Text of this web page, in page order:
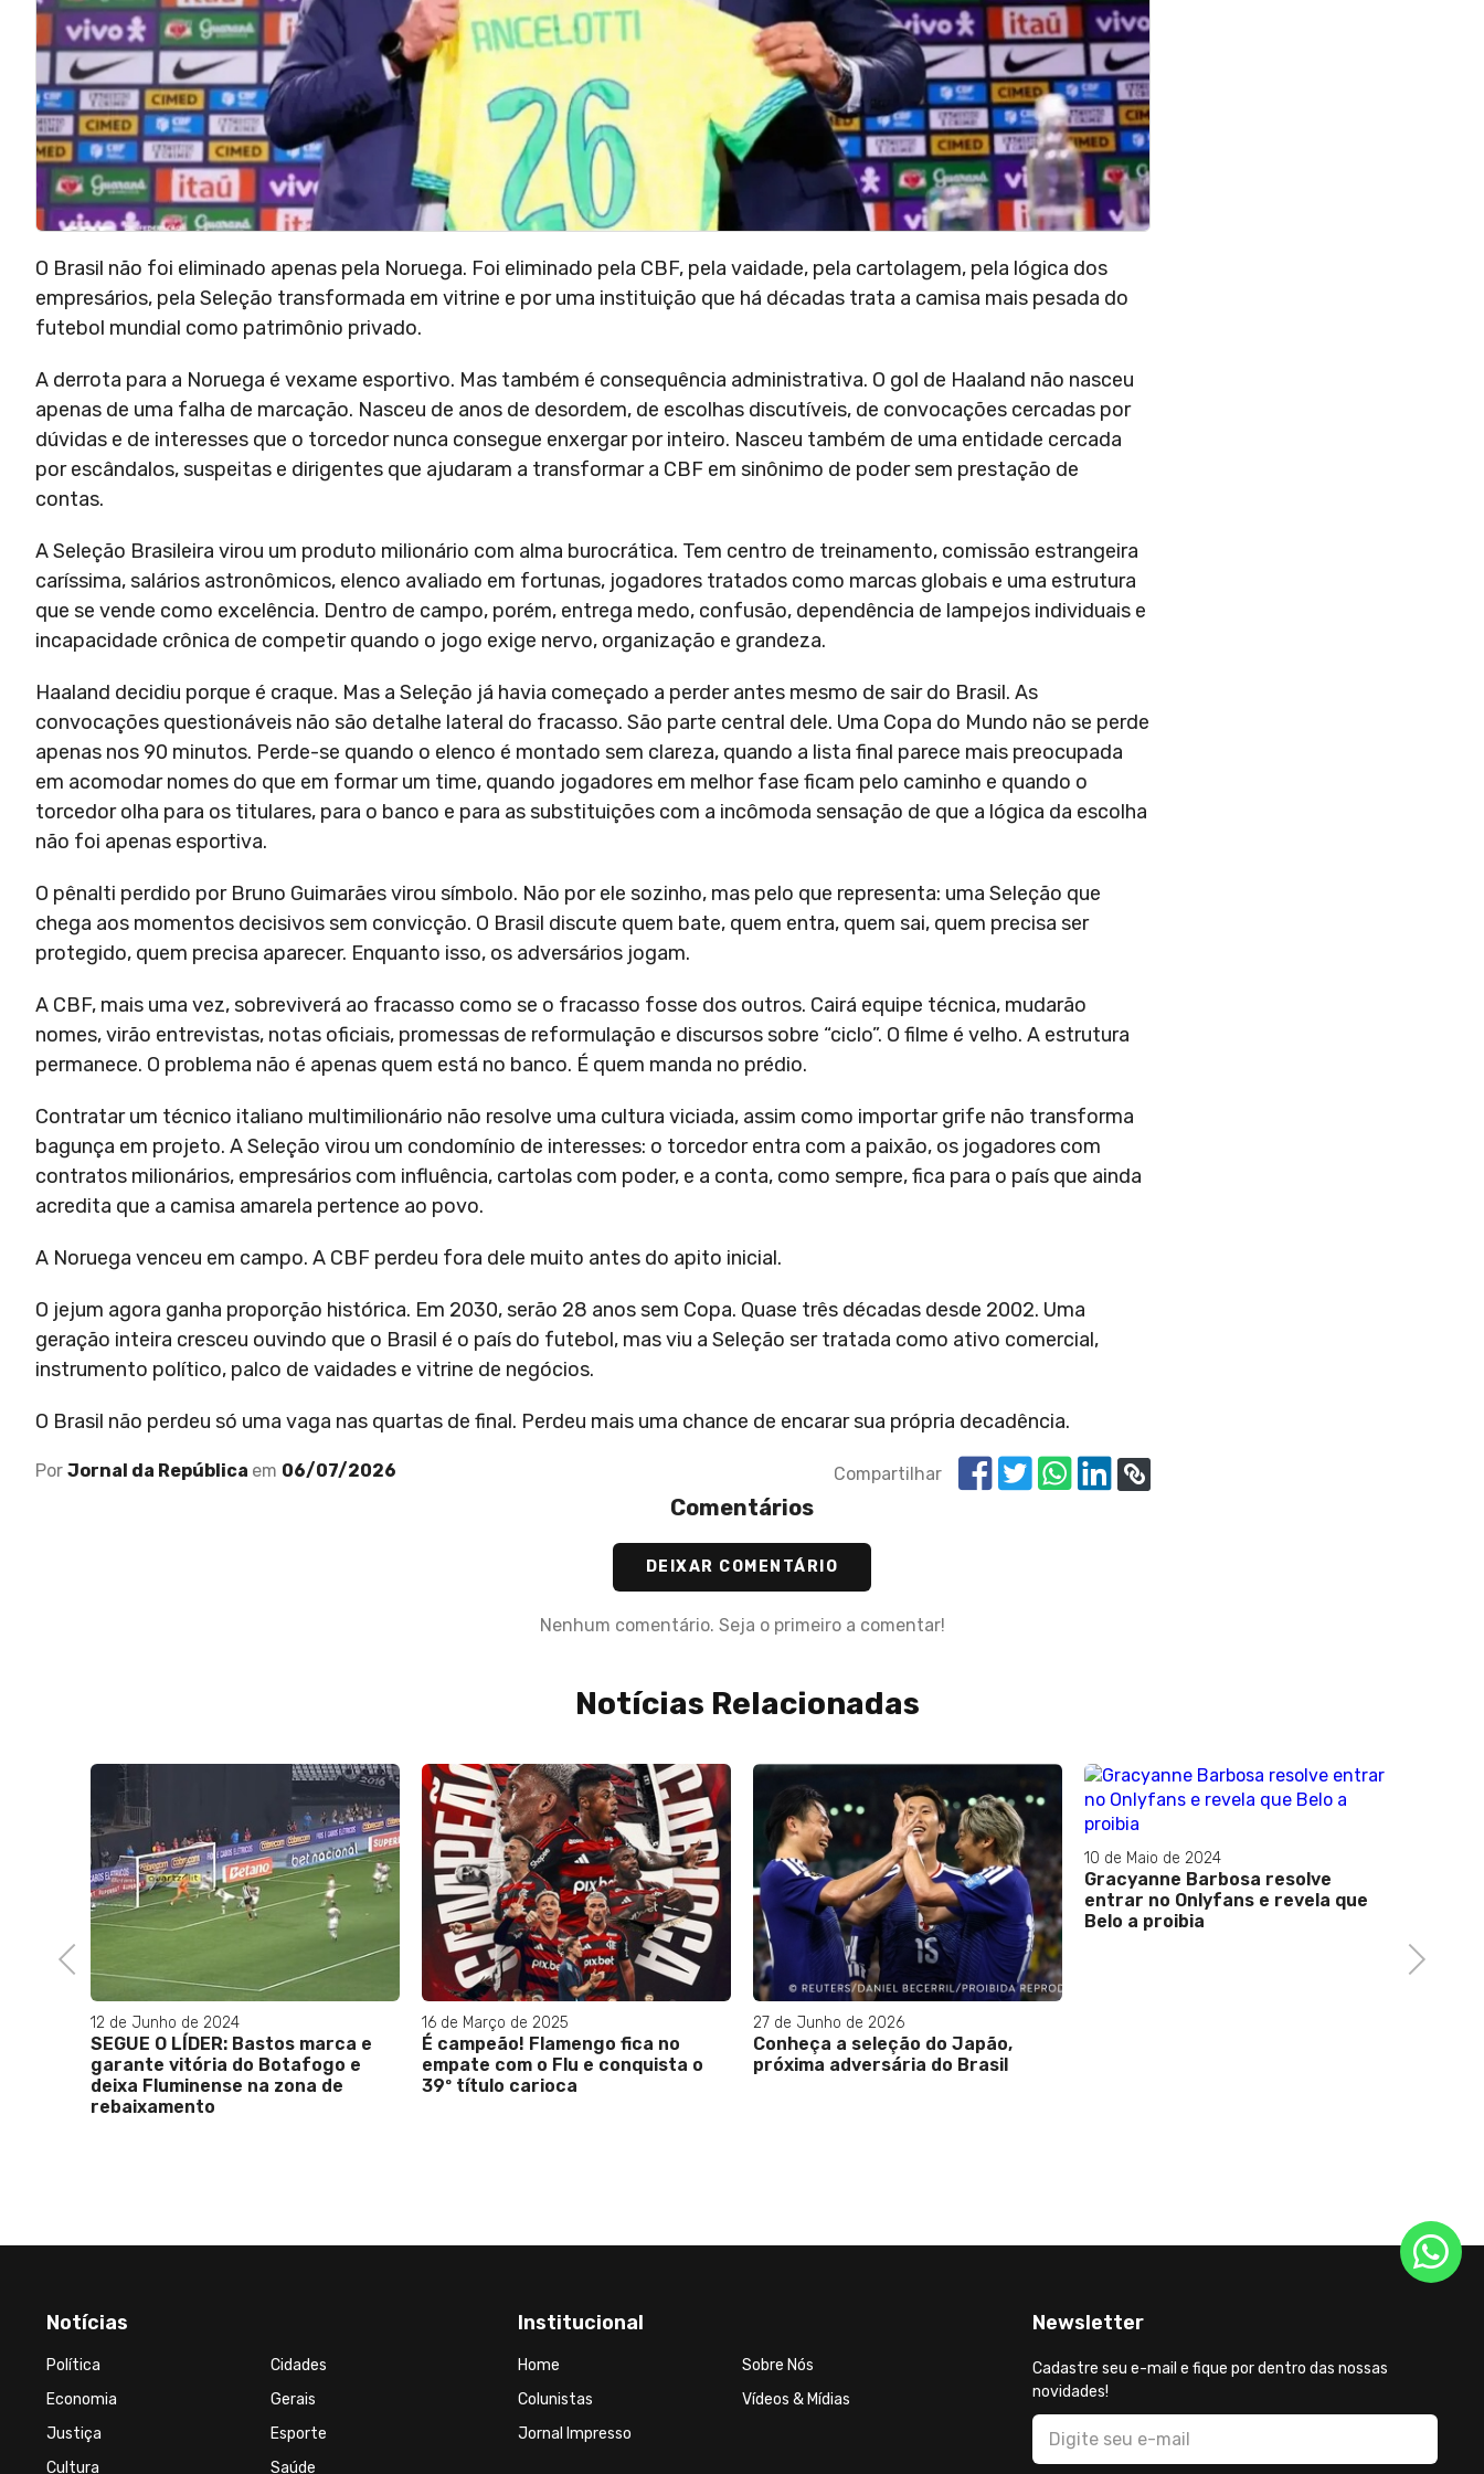
O Brasil não foi eliminado apenas pela Noruega. Foi eliminado pela CBF, pela vaidade, pela cartolagem, pela lógica dos
empresários, pela Seleção transformada em vitrine e por uma instituição que há décadas trata a camisa mais pesada do
futebol mundial como patrimônio privado.
A derrota para a Noruega é vexame esportivo. Mas também é consequência administrativa. O gol de Haaland não nasceu
apenas de uma falha de marcação. Nasceu de anos de desordem, de escolhas discutíveis, de convocações cercadas por
dúvidas e de interesses que o torcedor nunca consegue enxergar por inteiro. Nasceu também de uma entidade cercada
por escândalos, suspeitas e dirigentes que ajudaram a transformar a CBF em sinônimo de poder sem prestação de
contas.
A Seleção Brasileira virou um produto milionário com alma burocrática. Tem centro de treinamento, comissão estrangeira
caríssima, salários astronômicos, elenco avaliado em fortunas, jogadores tratados como marcas globais e uma estrutura
que se vende como excelência. Dentro de campo, porém, entrega medo, confusão, dependência de lampejos individuais e
incapacidade crônica de competir quando o jogo exige nervo, organização e grandeza.
Haaland decidiu porque é craque. Mas a Seleção já havia começado a perder antes mesmo de sair do Brasil. As
convocações questionáveis não são detalhe lateral do fracasso. São parte central dele. Uma Copa do Mundo não se perde
apenas nos 90 minutos. Perde-se quando o elenco é montado sem clareza, quando a lista final parece mais preocupada
em acomodar nomes do que em formar um time, quando jogadores em melhor fase ficam pelo caminho e quando o
torcedor olha para os titulares, para o banco e para as substituições com a incômoda sensação de que a lógica da escolha
não foi apenas esportiva.
O pênalti perdido por Bruno Guimarães virou símbolo. Não por ele sozinho, mas pelo que representa: uma Seleção que
chega aos momentos decisivos sem convicção. O Brasil discute quem bate, quem entra, quem sai, quem precisa ser
protegido, quem precisa aparecer. Enquanto isso, os adversários jogam.
A CBF, mais uma vez, sobreviverá ao fracasso como se o fracasso fosse dos outros. Cairá equipe técnica, mudarão
nomes, virão entrevistas, notas oficiais, promessas de reformulação e discursos sobre “ciclo”. O filme é velho. A estrutura
permanece. O problema não é apenas quem está no banco. É quem manda no prédio.
Contratar um técnico italiano multimilionário não resolve uma cultura viciada, assim como importar grife não transforma
bagunça em projeto. A Seleção virou um condomínio de interesses: o torcedor entra com a paixão, os jogadores com
contratos milionários, empresários com influência, cartolas com poder, e a conta, como sempre, fica para o país que ainda
acredita que a camisa amarela pertence ao povo.
A Noruega venceu em campo. A CBF perdeu fora dele muito antes do apito inicial.
O jejum agora ganha proporção histórica. Em 2030, serão 28 anos sem Copa. Quase três décadas desde 2002. Uma
geração inteira cresceu ouvindo que o Brasil é o país do futebol, mas viu a Seleção ser tratada como ativo comercial,
instrumento político, palco de vaidades e vitrine de negócios.
O Brasil não perdeu só uma vaga nas quartas de final. Perdeu mais uma chance de encarar sua própria decadência.
Por Jornal da República em 06/07/2026 Compartilhar
Comentários
DEIXAR COMENTÁRIO
Nenhum comentário. Seja o primeiro a comentar!
Notícias Relacionadas
Previous
12 de Junho de 2024
SEGUE O LÍDER: Bastos marca e
garante vitória do Botafogo e
deixa Fluminense na zona de
rebaixamento
16 de Março de 2025
É campeão! Flamengo fica no
empate com o Flu e conquista o
39º título carioca
27 de Junho de 2026
Conheça a seleção do Japão,
próxima adversária do Brasil
10 de Maio de 2024
Gracyanne Barbosa resolve
entrar no Onlyfans e revela que
Belo a proibia
Next
Notícias
Política
Cidades
Economia
Gerais
Justiça
Esporte
Cultura
Saúde
Institucional
Home
Sobre Nós
Colunistas
Vídeos & Mídias
Jornal Impresso
Newsletter
Cadastre seu e-mail e fique por dentro das nossas
novidades!